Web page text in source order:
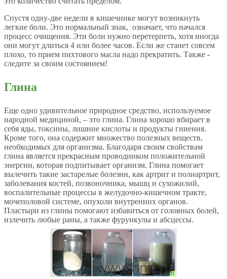
Спустя одну-две недели в кишечнике могут возникнуть
легкие боли. Это нормальный знак, означает, что начался
процесс очищения. Эти боли нужно перетерпеть, хотя иногда
они могут длиться 4 или более часов. Если же станет совсем
плохо, то прием пихтового масла надо прекратить. Также -
следите за своим состоянием!
Глина
Еще одно удивительное природное средство, используемое
народной медициной, – это глина. Глина хорошо вбирает в
себя яды, токсины, лишние кислоты и продукты гниения.
Кроме того, она содержит множество полезных веществ,
необходимых для организма. Благодаря своим свойствам
глина является прекрасным проводником положительной
энергии, которая подпитывает организм. Глина помогает
вылечить такие застарелые болезни, как артрит и полиартрит,
заболевания костей, позвоночника, мышц и сухожилий,
воспалительные процессы в желудочно-кишечном тракте,
мочеполовой системе, опухоли внутренних органов.
Пластыри из глины помогают избавиться от головных болей,
излечить любые раны, а также фурункулы и абсцессы.